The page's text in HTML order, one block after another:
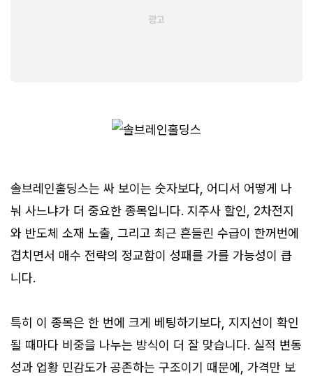
솔브레인홀딩스는 싸 보이는 숫자보다, 어디서 어떻게 나
눠 사느냐가 더 중요한 종목입니다. 지주사 할인, 2차전지
와 반도체 소재 노출, 그리고 최근 흔들린 수급이 한꺼번에
겹치면서 매수 전략의 정교함이 성패를 가를 가능성이 큽
니다.
특히 이 종목은 한 번에 크게 베팅하기보다, 지지선이 확인
될 때마다 비중을 나누는 방식이 더 잘 맞습니다. 실적 변동
성과 업황 민감도가 공존하는 구조이기 때문에, 가격만 보